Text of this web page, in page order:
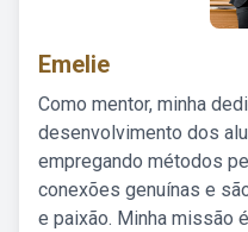
Emelie
Como mentor, minha
desenvolvimento dos
empregando métodos
conexões genuínas e
e paixão. Minha missão